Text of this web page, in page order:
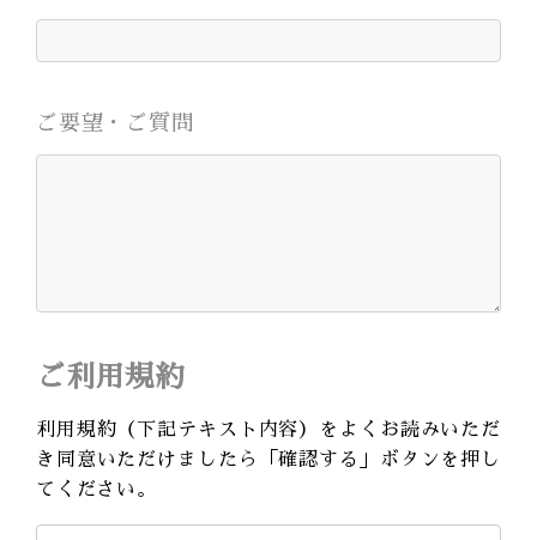
ご要望・ご質問
ご利用規約
利用規約（下記テキスト内容）をよくお読みいただ
き同意いただけましたら「確認する」ボタンを押し
てください。